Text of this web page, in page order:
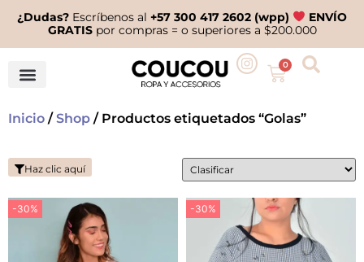
¿Dudas? Escríbenos al+57 300 417 2602 (wpp)
ENVÍO
GRATISpor compras = o superiores a $200.000
0
Inicio /Shop / Productos etiquetados “Golas”
Haz clic aquí
-30% -30%